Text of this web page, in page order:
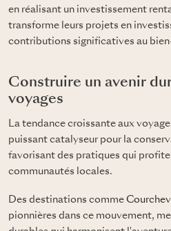
en réalisant un investissement
transforme leurs projets en
contributions significatives au
Construire un avenir
voyages
La tendance croissante aux
puissant catalyseur pour la
favorisant des pratiques qui
communautés locales.
Des destinations comme
pionnières dans ce mouvement,